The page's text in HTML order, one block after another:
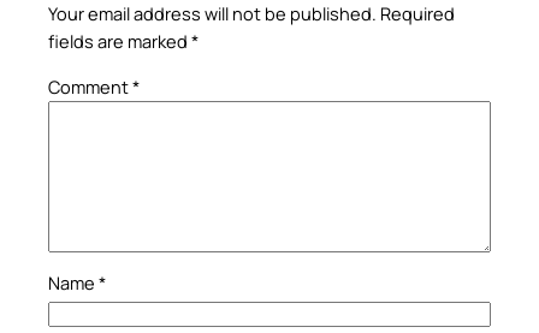
Your email address will not be published. Required
fields are marked *
Comment*
Name *